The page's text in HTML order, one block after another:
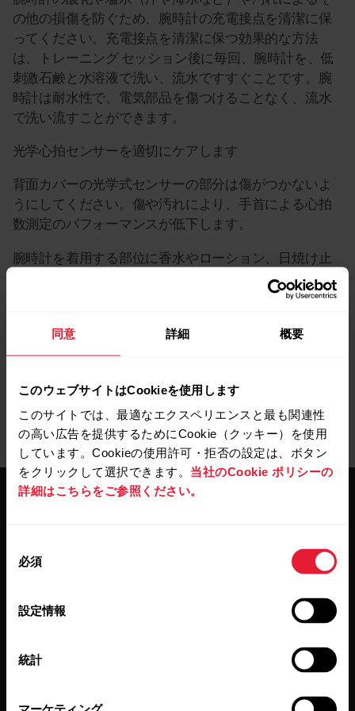
同意 詳細 概要
このウェブサイトはCookieを使用します
このサイトでは、最適なエクスペリエンスと最も関連性
の高い広告を提供するためにCookie（クッキー）を使用
しています。Cookieの使用許可・拒否の設定は、ボタン
をクリックして選択できます。 当社のCookie ポリシーの
詳細はこちらをご参照ください。
必須
設定情報
統計
の他の損傷を防ぐため、腕時計の充電接点を清潔に保
ってください。充電接点を清潔に保つ効果的な方法
は、トレーニング セッション後に毎回、腕時計を、低
刺激石鹸と水溶液で洗い、流水ですすぐことです。腕
時計は耐水性で、電気部品を傷つけることなく、流水
で洗い流すことができます。
光学心拍センサーを適切にケアします
背面カバーの光学式センサーの部分は傷がつかないよ
うにしてください。傷や汚れにより、手首による心拍
数測定のパフォーマンスが低下します。
腕時計を着用する部位に香水やローション、日焼け止
め、虫除けスプレーを使用しないでください。腕時計
がそれらのもの、またはその他の化学薬品に触れた場
ださい。
で
隔週ごとのニュースレターで、最新情報をキャッチ。